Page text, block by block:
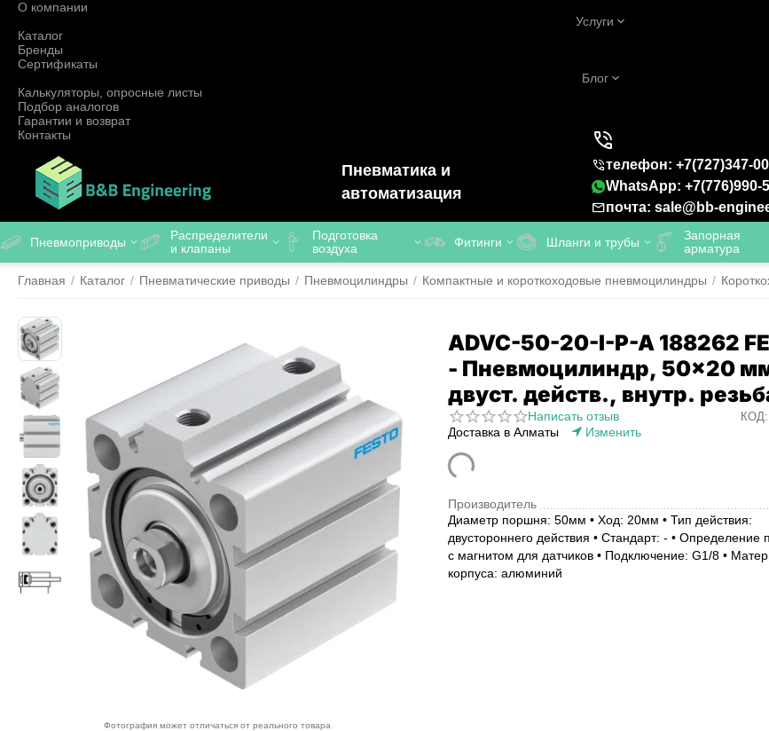
О компании
Услуги
Каталог
Бренды
Сертификаты
Блог
Калькуляторы, опросные листы
Подбор аналогов
Гарантии и возврат
Контакты
Пневматика и
автоматизация
телефон: +7(727)347-
WhatsApp: +7(776)990-
почта: sale@bb-
Пневмоприводы
Распределители
и клапаны
Подготовка
воздуха
Фитинги Шланги и трубы
Запорная
арматура
Главная / Каталог / Пневматические приводы / Пневмоцилиндры / Компактные и короткоходовые пневмоцилиндры /
Фотография может отличаться от реального товара
ADVC-50-20-I-P-A 188262
- Пневмоцилиндр, 50x20
двуст. действ., внутр.
Написать отзыв КОД:
Доставка в Алматы
Изменить
Производитель
Диаметр поршня: 50мм • Ход: 20мм • Тип действия:
двустороннего действия • Стандарт: - • Определение
с магнитом для датчиков • Подключение: G1/8 •
корпуса: алюминий